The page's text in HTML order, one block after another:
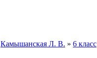
Камышанская Л. В. » 6 класс